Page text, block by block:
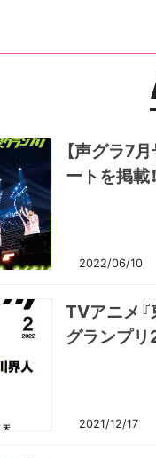
【声グラ7
ートを掲載
2022/06/10
TVアニメ
グランプリ
2021/12/17